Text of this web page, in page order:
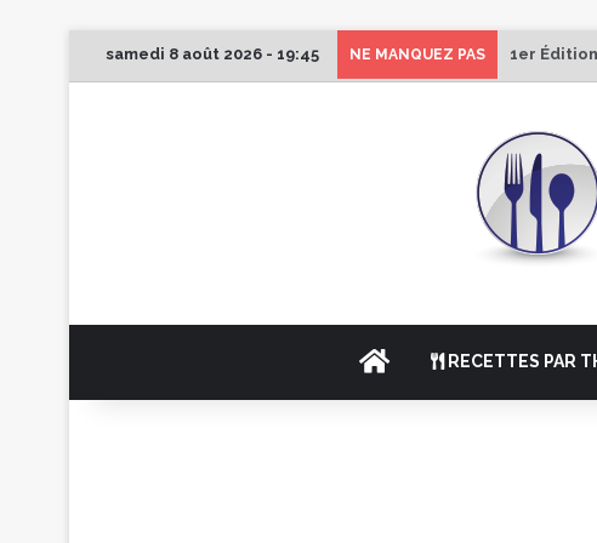
samedi 8 août 2026 - 19:45 NE MANQUEZ PAS 1er
ACCUEILRECETTES PAR